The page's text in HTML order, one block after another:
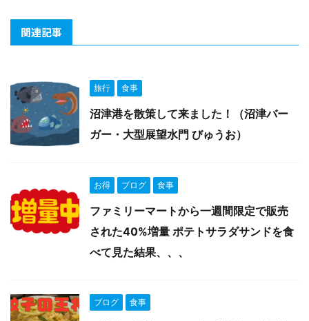
関連記事
旅行 食事
沼津港を散策して来ました！（沼津バー
ガー・大型展望水門 びゅうお）
お得 ブログ 食事
ファミリーマートから一週間限定で販売
された40%増量 ポテトサラダサンドを食
べて見た結果、、、
ブログ 食事